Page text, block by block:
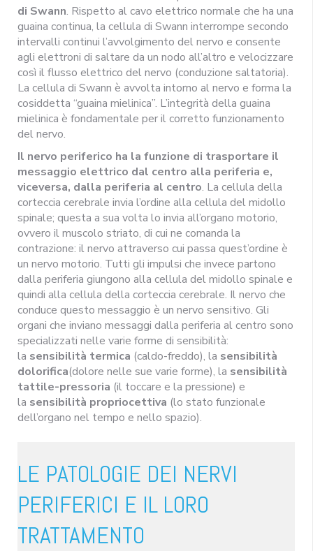
di Swann. Rispetto al cavo elettrico normale che ha una
guaina continua, la cellula di Swann interrompe secondo
intervalli continui l’avvolgimento del nervo e consente
agli elettroni di saltare da un nodo all’altro e velocizzare
così il flusso elettrico del nervo (conduzione saltatoria).
La cellula di Swann è avvolta intorno al nervo e forma la
cosiddetta “guaina mielinica”. L’integrità della guaina
mielinica è fondamentale per il corretto funzionamento
del nervo.
Il nervo periferico ha la funzione di trasportare il
messaggio elettrico dal centro alla periferia e,
viceversa, dalla periferia al centro. La cellula della
corteccia cerebrale invia l’ordine alla cellula del midollo
spinale; questa a sua volta lo invia all’organo motorio,
ovvero il muscolo striato, di cui ne comanda la
contrazione: il nervo attraverso cui passa quest’ordine è
un nervo motorio. Tutti gli impulsi che invece partono
dalla periferia giungono alla cellula del midollo spinale e
quindi alla cellula della corteccia cerebrale. Il nervo che
conduce questo messaggio è un nervo sensitivo. Gli
organi che inviano messaggi dalla periferia al centro sono
specializzati nelle varie forme di sensibilità:
la sensibilità termica (caldo-freddo), la sensibilità
dolorifica(dolore nelle sue varie forme), la sensibilità
tattile-pressoria (il toccare e la pressione) e
la sensibilità propriocettiva (lo stato funzionale
dell’organo nel tempo e nello spazio).
LE PATOLOGIE DEI NERVI
PERIFERICI E IL LORO
TRATTAMENTO